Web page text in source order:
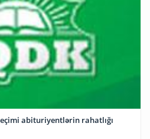
abituriyentlərin rahatlığı